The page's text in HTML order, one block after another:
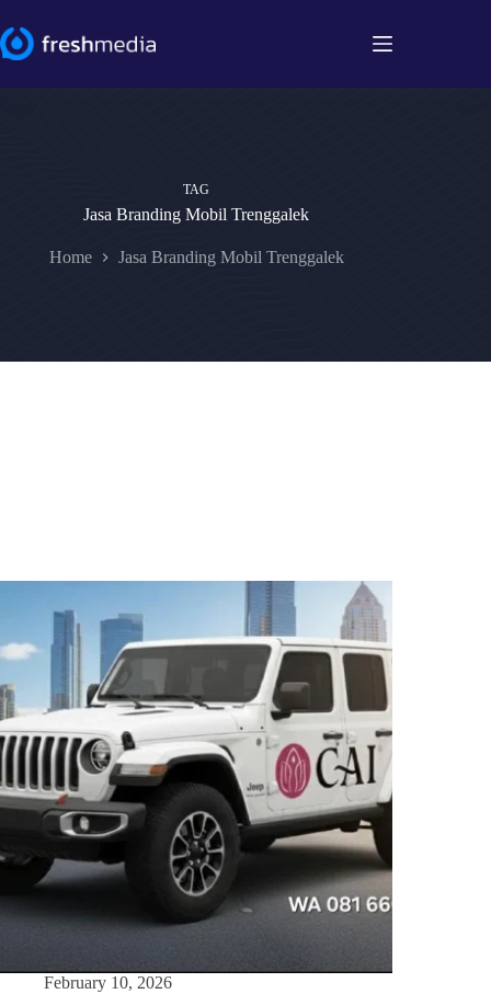
to
content
TAG
Jasa Branding Mobil Trenggalek
Home Jasa Branding Mobil Trenggalek
February 10, 2026